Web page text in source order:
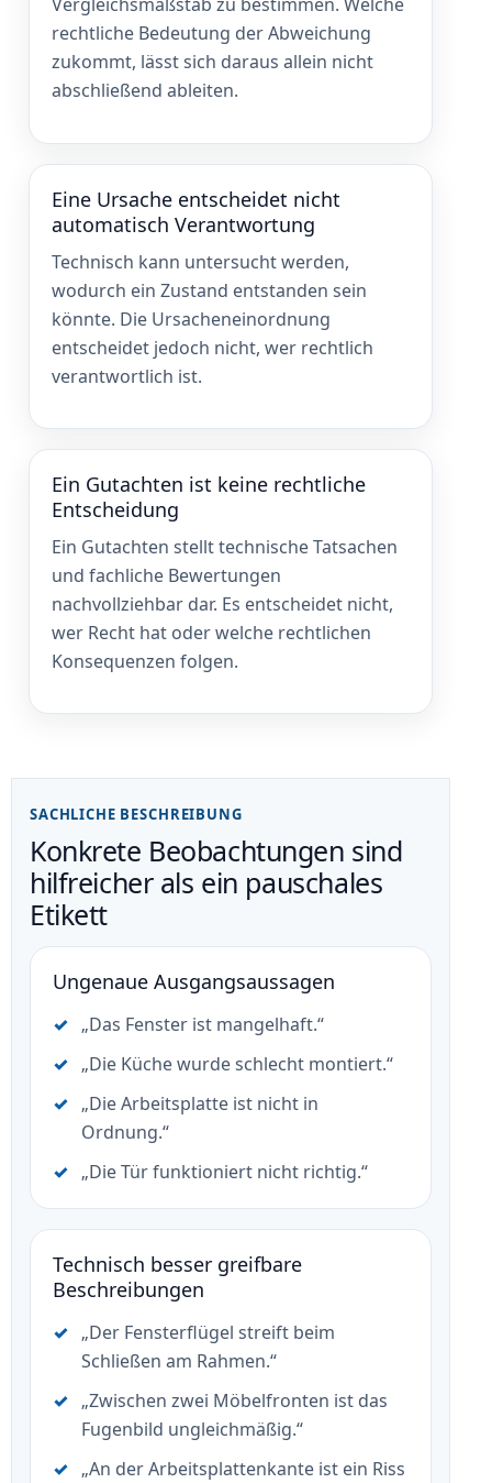
rechtliche Bedeutung der Abweichung
zukommt, lässt sich daraus allein nicht
abschließend ableiten.
Eine Ursache entscheidet nicht
automatisch Verantwortung
Technisch kann untersucht werden,
wodurch ein Zustand entstanden sein
könnte. Die Ursacheneinordnung
entscheidet jedoch nicht, wer rechtlich
verantwortlich ist.
Ein Gutachten ist keine rechtliche
Entscheidung
Ein Gutachten stellt technische Tatsachen
und fachliche Bewertungen
nachvollziehbar dar. Es entscheidet nicht,
wer Recht hat oder welche rechtlichen
Konsequenzen folgen.
SACHLICHE BESCHREIBUNG
Konkrete Beobachtungen sind
hilfreicher als ein pauschales
Etikett
Ungenaue Ausgangsaussagen
„Das Fenster ist mangelhaft.“
„Die Küche wurde schlecht montiert.“
„Die Arbeitsplatte ist nicht in
Ordnung.“
„Die Tür funktioniert nicht richtig.“
Technisch besser greifbare
Beschreibungen
„Der Fensterflügel streift beim
Schließen am Rahmen.“
„Zwischen zwei Möbelfronten ist das
Fugenbild ungleichmäßig.“
„An der Arbeitsplattenkante ist ein Riss